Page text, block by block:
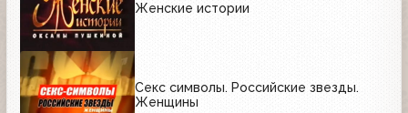
Женские истории
Секс символы. Российские звезды.
Женщины